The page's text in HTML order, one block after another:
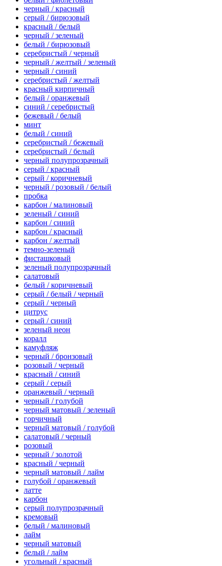
черный / красный
серый / бирюзовый
красный / белый
черный / зеленый
белый / бирюзовый
серебристый / черный
черный / желтый / зеленый
черный / синий
серебристый / желтый
красный кирпичный
белый / оранжевый
синий / серебристый
бежевый / белый
минт
белый / синий
серебристый / бежевый
серебристый / белый
черный полупрозрачный
серый / красный
серый / коричневый
черный / розовый / белый
пробка
карбон / малиновый
зеленый / синий
карбон / синий
карбон / красный
карбон / желтый
темно-зеленый
фисташковый
зеленый полупрозрачный
салатовый
белый / коричневый
серый / белый / черный
серый / черный
цитрус
серый / синий
зеленый неон
коралл
камуфляж
черный / бронзовый
розовый / черный
красный / синий
серый / серый
оранжевый / черный
черный / голубой
черный матовый / зеленый
горчичный
черный матовый / голубой
салатовый / черный
розовый
черный / золотой
красный / черный
черный матовый / лайм
голубой / оранжевый
латте
карбон
серый полупрозрачный
кремовый
белый / малиновый
лайм
черный матовый
белый / лайм
угольный / красный